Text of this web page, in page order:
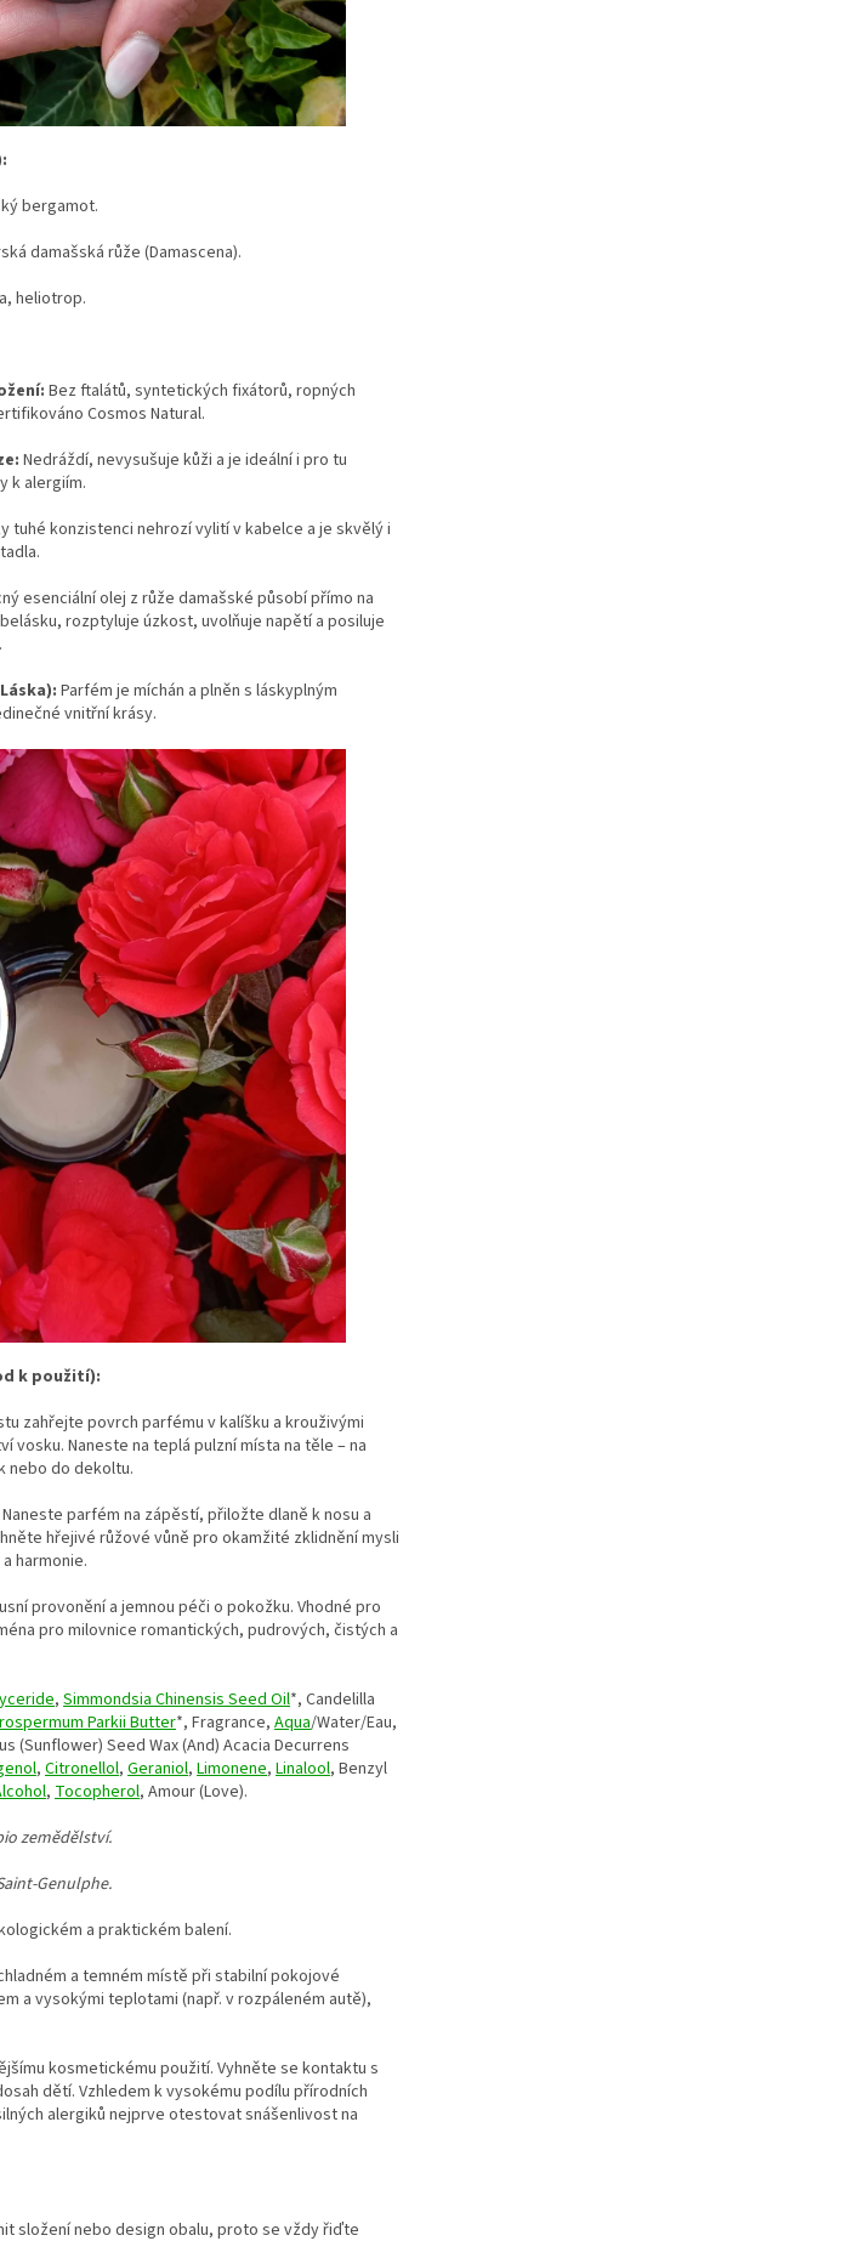
bergamot.
damašská růže (Damascena).
heliotrop.
Bez ftalátů, syntetických fixátorů, ropných
Cosmos Natural.
Nedráždí, nevysušuje kůži a je ideální i pro tu
k alergiím.
tuhé konzistenci nehrozí vylití v kabelce a je skvělý i
esenciální olej z růže damašské působí přímo na
rozptyluje úzkost, uvolňuje napětí a posiluje
Parfém je míchán a plněn s láskyplným
vnitřní krásy.
k použití):
zahřejte povrch parfému v kalíšku a krouživými
vosku. Naneste na teplá pulzní místa na těle – na
nebo do dekoltu.
Naneste parfém na zápěstí, přiložte dlaně k nosu a
hřejivé růžové vůně pro okamžité zklidnění mysli
harmonie.
provonění a jemnou péči o pokožku. Vhodné pro
pro milovnice romantických, pudrových, čistých a
, Simmondsia Chinensis Seed Oil*, Candelilla
Parkii Butter*, Fragrance, Aqua/Water/Eau,
(Sunflower) Seed Wax (And) Acacia Decurrens
, Citronellol, Geraniol, Limonene, Linalool, Benzyl
, Tocopherol, Amour (Love).
zemědělství.
Genulphe.
a praktickém balení.
a temném místě při stabilní pokojové
a vysokými teplotami (např. v rozpáleném autě),
kosmetickému použití. Vyhněte se kontaktu s
dětí. Vzhledem k vysokému podílu přírodních
alergiků nejprve otestovat snášenlivost na
složení nebo design obalu, proto se vždy řiďte